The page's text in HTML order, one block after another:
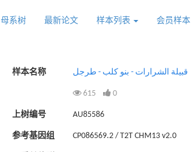
母系树 最新论文 样本列表 会员样本
样本名称 قبيلة الشرارات - بنو كلب - طرجل
615 0
上树编号 AU85586
参考基因组 CP086569.2 / T2T CHM13 v2.0